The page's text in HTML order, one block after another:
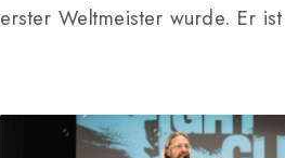
erster Weltmeister wurde. Er